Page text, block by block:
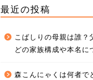
最近の投稿
こばしりの母親は誰？
どの家族構成や本名に
森こんにゃくは何者で